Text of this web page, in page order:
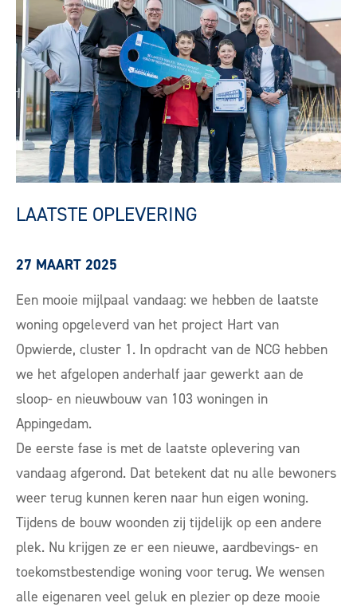
LAATSTE OPLEVERING
27 MAART 2025
Een mooie mijlpaal vandaag: we hebben de laatste
woning opgeleverd van het project Hart van
Opwierde, cluster 1. In opdracht van de NCG hebben
we het afgelopen anderhalf jaar gewerkt aan de
sloop- en nieuwbouw van 103 woningen in
Appingedam.
De eerste fase is met de laatste oplevering van
vandaag afgerond. Dat betekent dat nu alle bewoners
weer terug kunnen keren naar hun eigen woning.
Tijdens de bouw woonden zij tijdelijk op een andere
plek. Nu krijgen ze er een nieuwe, aardbevings- en
toekomstbestendige woning voor terug. We wensen
alle eigenaren veel geluk en plezier op deze mooie